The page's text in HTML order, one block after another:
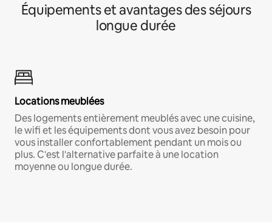
Équipements et avantages des séjours
longue durée
Locations meublées
Des logements entièrement meublés avec une cuisine,
le wifi et les équipements dont vous avez besoin pour
vous installer confortablement pendant un mois ou
plus. C'est l'alternative parfaite à une location
moyenne ou longue durée.